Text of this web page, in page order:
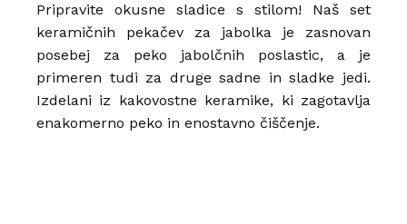
Pripravite okusne sladice s stilom! Naš set
keramičnih pekačev za jabolka je zasnovan
posebej za peko jabolčnih poslastic, a je
primeren tudi za druge sadne in sladke jedi.
Izdelani iz kakovostne keramike, ki zagotavlja
enakomerno peko in enostavno čiščenje.